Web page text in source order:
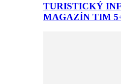
TURISTICKÝ
MAGAZÍN TIM